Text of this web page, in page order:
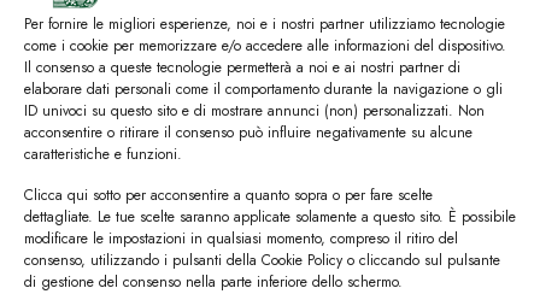
Per fornire le migliori esperienze, noi e i nostri partner utilizziamo tecnologie
come i cookie per memorizzare e/o accedere alle informazioni del dispositivo.
Il consenso a queste tecnologie permetterà a noi e ai nostri partner di
elaborare dati personali come il comportamento durante la navigazione o gli
ID univoci su questo sito e di mostrare annunci (non) personalizzati. Non
acconsentire o ritirare il consenso può influire negativamente su alcune
caratteristiche e funzioni.
Clicca qui sotto per acconsentire a quanto sopra o per fare scelte
dettagliate. Le tue scelte saranno applicate solamente a questo sito. È possibile
modificare le impostazioni in qualsiasi momento, compreso il ritiro del
consenso, utilizzando i pulsanti della Cookie Policy o cliccando sul pulsante
di gestione del consenso nella parte inferiore dello schermo.
Spazzola Camoscio quantità